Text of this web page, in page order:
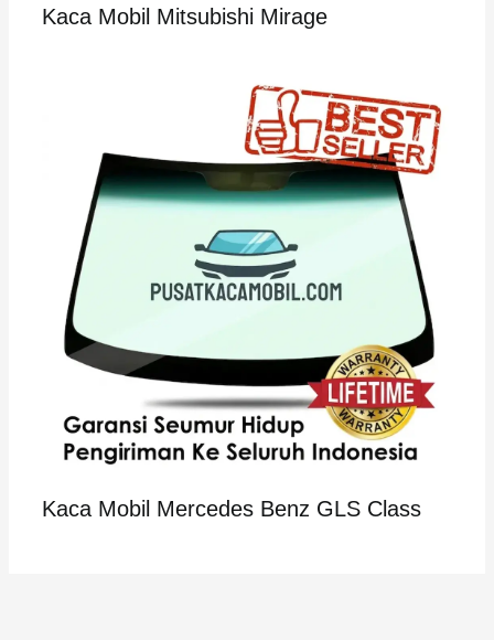
Kaca Mobil Mitsubishi Mirage
Kaca Mobil Mercedes Benz GLS Class